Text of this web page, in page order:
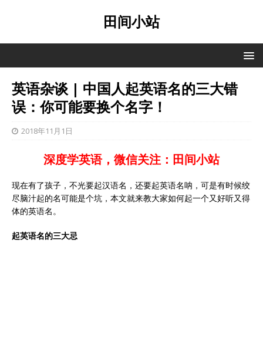
田间小站
英语杂谈 | 中国人起英语名的三大错
误：你可能要换个名字！
2018年11月1日
深度学英语，微信关注：田间小站
现在有了孩子，不光要起汉语名，还要起英语名呐，可是有时候绞
尽脑汁起的名可能是个坑，本文就来教大家如何起一个又好听又得
体的英语名。
起英语名的三大忌